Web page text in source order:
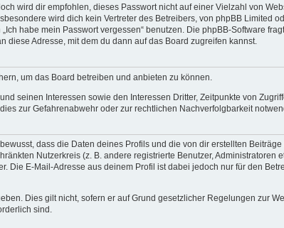
wird dir empfohlen, dieses Passwort nicht auf einer Vielzahl von
wird dich kein Vertreter des Betreibers, von phpBB Limited
habe mein Passwort vergessen“ benutzen. Die phpBB-Software
Adresse, mit dem du dann auf das Board zugreifen kannst.
um das Board betreiben und anbieten zu können.
seinen Interessen sowie den Interessen Dritter, Zeitpunkte von
zur Gefahrenabwehr oder zur rechtlichen Nachverfolgbarkeit
dass die Daten deines Profils und die von dir erstellten
Nutzerkreis (z. B. andere registrierte Benutzer, Administratoren
Die E-Mail-Adresse aus deinem Profil ist dabei jedoch nur für den
Dies gilt nicht, sofern er auf Grund gesetzlicher Regelungen zur
sind.